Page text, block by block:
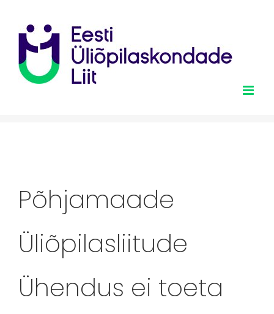
content
Põhjamaade
Üliõpilasliitude
Ühendus ei toeta